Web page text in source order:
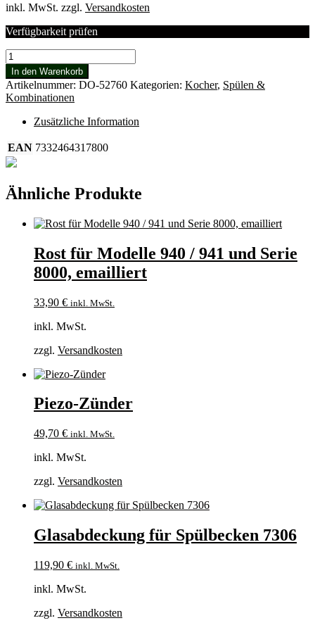
inkl. MwSt. zzgl. Versandkosten
Verfügbarkeit prüfen
Rost,
emailliert
für
Dometic-
Kocher
Menge
In den Warenkorb
Artikelnummer: DO-52760 Kategorien: Kocher, Spülen &
Kombinationen
Zusätzliche Information
EAN 7332464317800
Ähnliche Produkte
Rost für Modelle 940 / 941 und Serie
8000, emailliert
33,90 € inkl. MwSt.
inkl. MwSt.
zzgl. Versandkosten
Piezo-Zünder
49,70 € inkl. MwSt.
inkl. MwSt.
zzgl. Versandkosten
Glasabdeckung für Spülbecken 7306
119,90 € inkl. MwSt.
inkl. MwSt.
zzgl. Versandkosten